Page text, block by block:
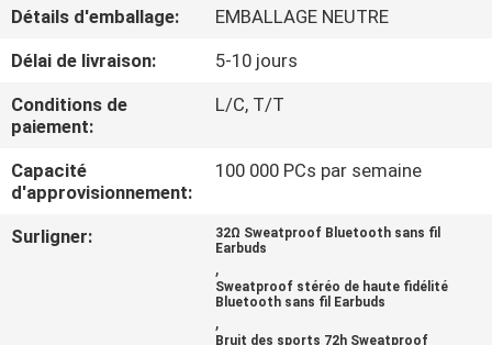
CONTRÔLE
DE
QUALITÉ
CONTACTEZ-
NOUS
Détails d'emballage:
EMBALLAGE NEUTRE
Délai de livraison:
5-10 jours
Conditions de
paiement:
L/C, T/T
Capacité
d'approvisionnement:
100 000 PCs par semaine
Surligner:
32Ω Sweatproof Bluetooth sans fil
Earbuds
,
Sweatproof stéréo de haute fidélité
Bluetooth sans fil Earbuds
,
Bruit des sports 72h Sweatproof